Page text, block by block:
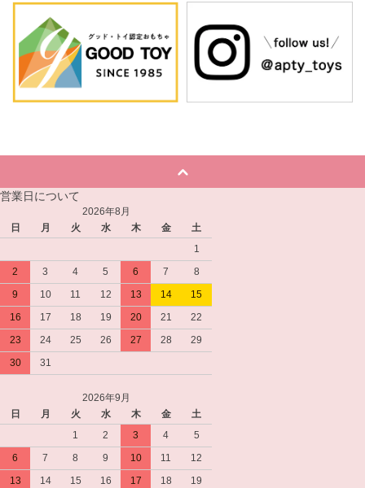
営業日について
2026年8月
日
月 火 水 木 金
土
1
2
3 4 5 6 7
8
9
10 11 12 13 14
15
16
17 18 19 20 21
22
23
24 25 26 27 28
29
30
31
2026年9月
日
月 火 水 木 金
土
1
2 3 4
5
6
7 8 9 10 11
12
13
14 15 16 17 18
19